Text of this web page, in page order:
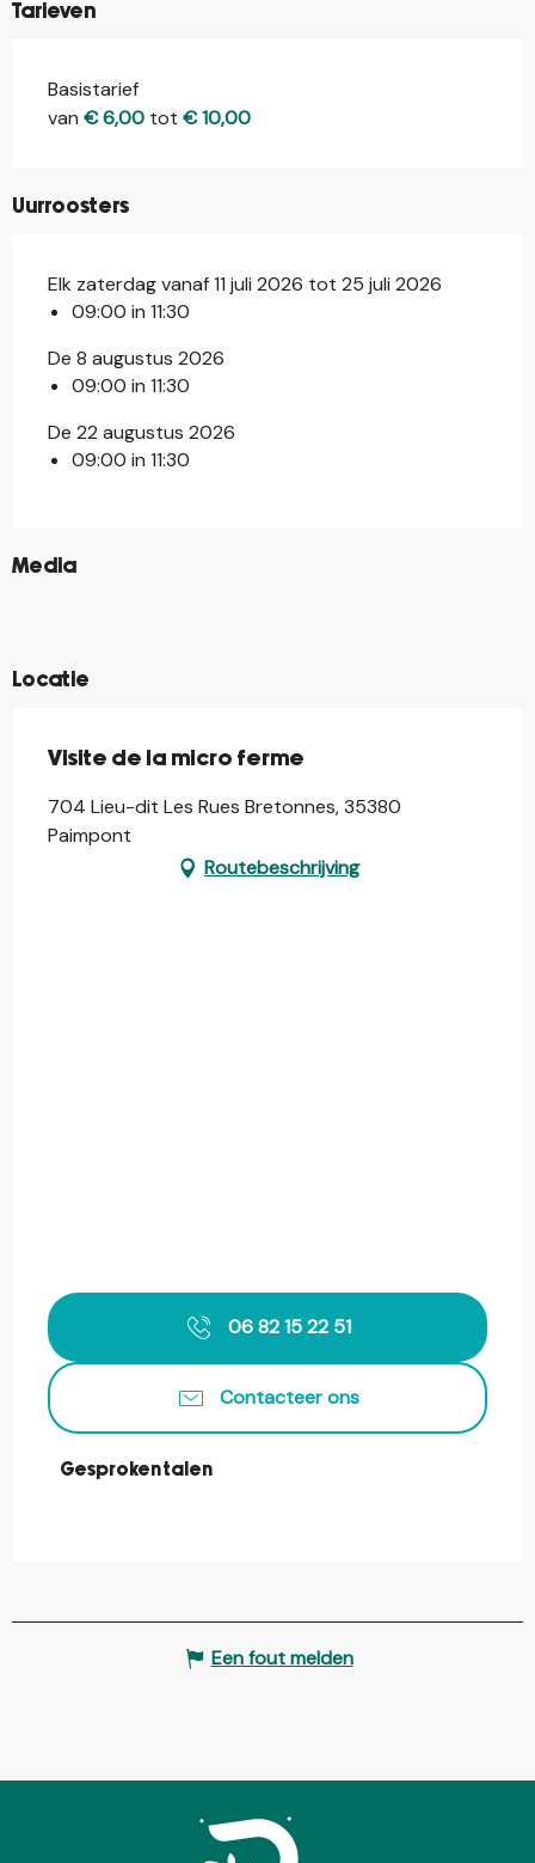
Tarieven
Basistarief
van € 6,00 tot € 10,00
Uurroosters
Elk zaterdag vanaf 11 juli 2026 tot 25 juli 2026
09:00 in 11:30
De 8 augustus 2026
09:00 in 11:30
De 22 augustus 2026
09:00 in 11:30
Media
©
©
Locatie
Visite de la micro ferme
704 Lieu-dit Les Rues Bretonnes, 35380
Paimpont
Routebeschrijving
06 82 15 22 51
Contacteer ons
Gesproken talen
Gesproken talen
Een fout melden